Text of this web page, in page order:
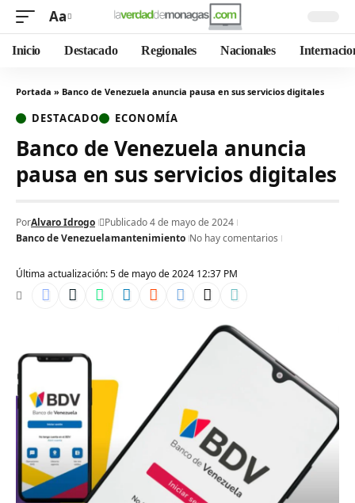
Aa
Inicio Destacado Regionales Nacionales
Portada » Banco de Venezuela anuncia pausa en sus servicios digitales
DESTACADO ECONOMÍA
Banco de Venezuela anuncia
pausa en sus servicios digitales
Última actualización: 5 de mayo de 2024 12:37 PM
PorAlvaro Idrogo
Publicado 4 de mayo de 2024
Banco de Venezuelamantenimiento No hay comentarios